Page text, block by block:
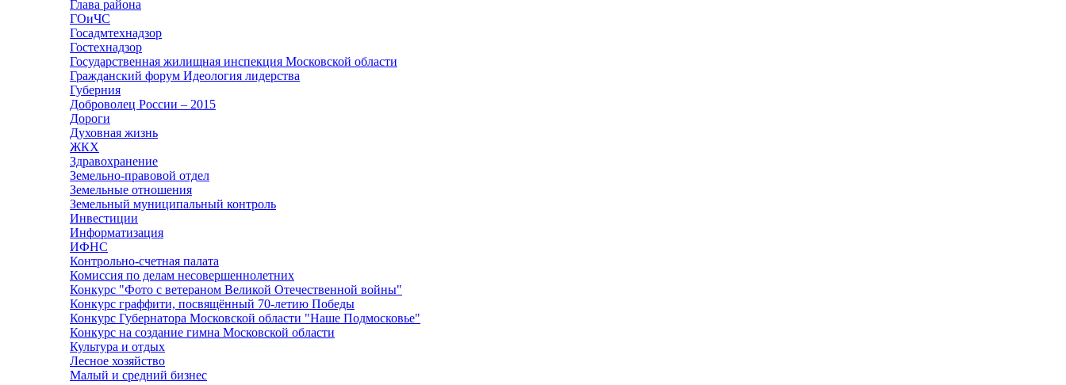
Глава района
ГОиЧС
Госадмтехнадзор
Гостехнадзор
Государственная жилищная инспекция Московской области
Гражданский форум Идеология лидерства
Губерния
Доброволец России – 2015
Дороги
Духовная жизнь
ЖКХ
Здравохранение
Земельно-правовой отдел
Земельные отношения
Земельный муниципальный контроль
Инвестиции
Информатизация
ИФНС
Контрольно-счетная палата
Комиссия по делам несовершеннолетних
Конкурс "Фото с ветераном Великой Отечественной войны"
Конкурс граффити, посвящённый 70-летию Победы
Конкурс Губернатора Московской области "Наше Подмосковье"
Конкурс на создание гимна Московской области
Культура и отдых
Лесное хозяйство
Малый и средний бизнес